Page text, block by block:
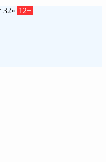
32» 12+